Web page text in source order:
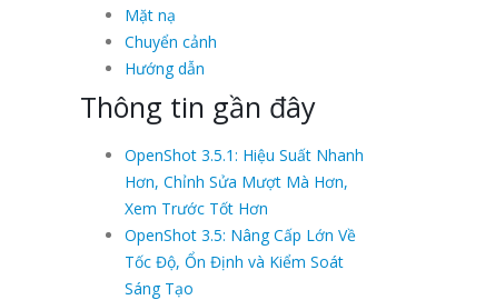
Mặt nạ
Chuyển cảnh
Hướng dẫn
Thông tin gần đây
OpenShot 3.5.1: Hiệu Suất Nhanh
Hơn, Chỉnh Sửa Mượt Mà Hơn,
Xem Trước Tốt Hơn
OpenShot 3.5: Nâng Cấp Lớn Về
Tốc Độ, Ổn Định và Kiểm Soát
Sáng Tạo